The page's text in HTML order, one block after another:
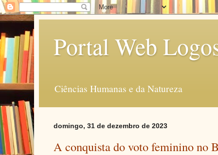
Portal Web
Ciências Humanas e da Natureza
domingo, 31 de dezembro de 2023
A conquista do voto feminino no